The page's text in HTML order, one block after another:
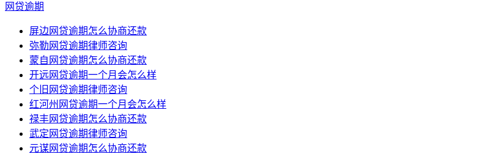
网贷逾期
屏边网贷逾期怎么协商还款
弥勒网贷逾期律师咨询
蒙自网贷逾期怎么协商还款
开远网贷逾期一个月会怎么样
个旧网贷逾期律师咨询
红河州网贷逾期一个月会怎么样
禄丰网贷逾期怎么协商还款
武定网贷逾期律师咨询
元谋网贷逾期怎么协商还款